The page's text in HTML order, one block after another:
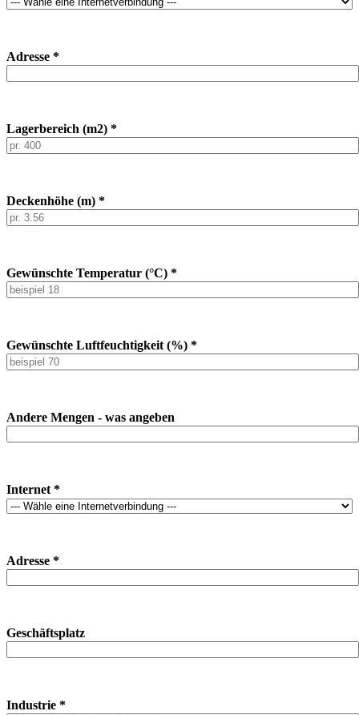
Adresse *
Lagerbereich (m2) *
Deckenhöhe (m) *
Gewünschte Temperatur (°C) *
Gewünschte Luftfeuchtigkeit (%) *
Andere Mengen - was angeben
Internet *
Adresse *
Geschäftsplatz
Industrie *